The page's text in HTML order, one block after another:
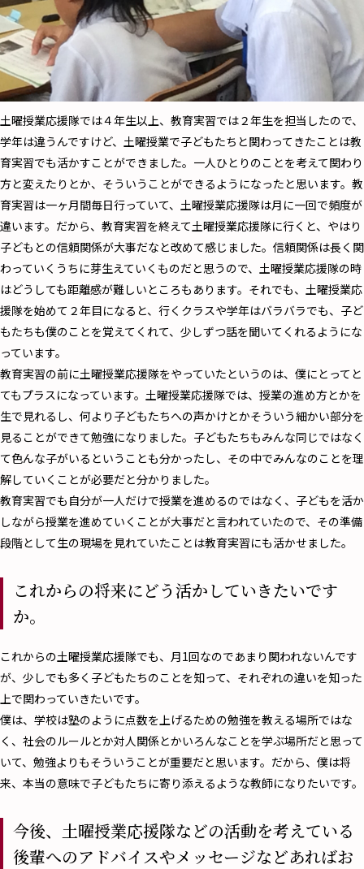
――土曜授業応援隊では４年生以上、教育実習では２年生を担当したので、
学年は違うんですけど、土曜授業で子どもたちと関わってきたことは教
育実習でも活かすことができました。一人ひとりのことを考えて関わり
方と変えたりとか、そういうことができるようになったと思います。教
育実習は一ヶ月間毎日行っていて、土曜授業応援隊は月に一回で頻度が
違います。だから、教育実習を終えて土曜授業応援隊に行くと、やはり
子どもとの信頼関係が大事だなと改めて感じました。信頼関係は長く関
わっていくうちに芽生えていくものだと思うので、土曜授業応援隊の時
はどうしても距離感が難しいところもあります。それでも、土曜授業応
援隊を始めて２年目になると、行くクラスや学年はバラバラでも、子ど
もたちも僕のことを覚えてくれて、少しずつ話を聞いてくれるようにな
っています。
教育実習の前に土曜授業応援隊をやっていたというのは、僕にとってと
てもプラスになっています。土曜授業応援隊では、授業の進め方とかを
生で見れるし、何より子どもたちへの声かけとかそういう細かい部分を
見ることができて勉強になりました。子どもたちもみんな同じではなく
て色んな子がいるということも分かったし、その中でみんなのことを理
解していくことが必要だと分かりました。
教育実習でも自分が一人だけで授業を進めるのではなく、子どもを活か
しながら授業を進めていくことが大事だと言われていたので、その準備
段階として生の現場を見れていたことは教育実習にも活かせました。
これからの将来にどう活かしていきたいです
か。
――これからの土曜授業応援隊でも、月1回なのであまり関われないんです
が、少しでも多く子どもたちのことを知って、それぞれの違いを知った
上で関わっていきたいです。
僕は、学校は塾のように点数を上げるための勉強を教える場所ではな
く、社会のルールとか対人関係とかいろんなことを学ぶ場所だと思って
いて、勉強よりもそういうことが重要だと思います。だから、僕は将
来、本当の意味で子どもたちに寄り添えるような教師になりたいです。
今後、土曜授業応援隊などの活動を考えている
後輩へのアドバイスやメッセージなどあればお